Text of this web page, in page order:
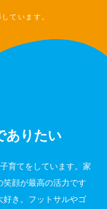
ています。
ありたい
育てをしています。家
笑顔が最高の活力です
好き。フットサルやゴ